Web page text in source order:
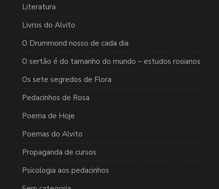
Literatura
Livros do Alvito
O Drummond nosso de cada dia
O sertão é do tamanho do mundo – estudos rosianos
Os sete segredos de Flora
Pedacinhos de Rosa
Poema de Hoje
Poemas do Alvito
Propaganda de cursos
Psicologia aos pedacinhos